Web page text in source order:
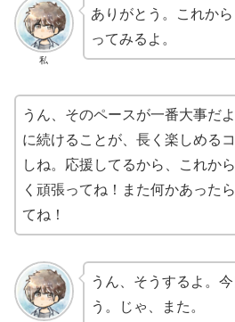
私
ありがとう。これか
ってみるよ。
うん、そのペースが一番大事だ
に続けることが、長く楽しめる
しね。応援してるから、これか
く頑張ってね！また何かあった
てね！
うん、そうするよ。
う。じゃ、また。